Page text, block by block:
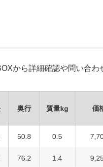
から詳細確認や問い合わ
奥行 質量kg 価
50.8 0.5
76.2 1.4